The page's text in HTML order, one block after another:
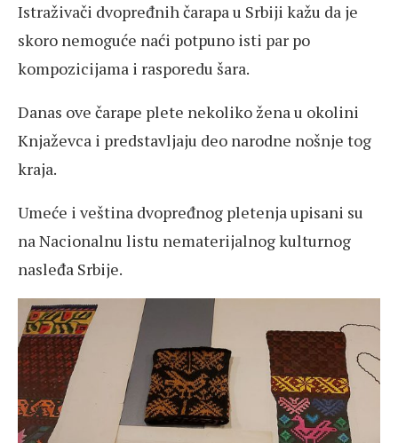
Istraživači dvopređnih čarapa u Srbiji kažu da je
skoro nemoguće naći potpuno isti par po
kompozicijama i rasporedu šara.
Danas ove čarape plete nekoliko žena u okolini
Knjaževca i predstavljaju deo narodne nošnje tog
kraja.
Umeće i veština dvopređnog pletenja upisani su
na Nacionalnu listu nematerijalnog kulturnog
nasleđa Srbije.